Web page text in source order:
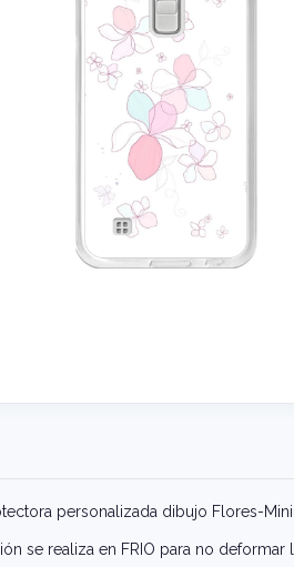
personalizada dibujo Flores-
se realiza en FRIO para no